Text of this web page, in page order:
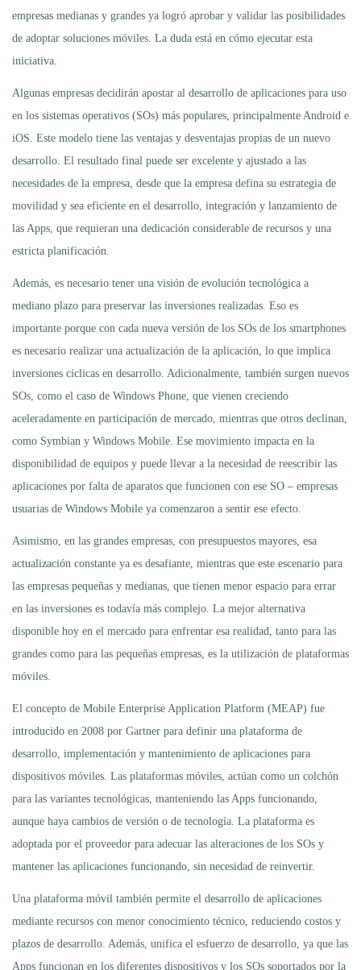
empresas medianas y grandes ya logró aprobar y validar las posibilidades
de adoptar soluciones móviles. La duda está en cómo ejecutar esta
iniciativa.
Algunas empresas decidirán apostar al desarrollo de aplicaciones para uso
en los sistemas operativos (SOs) más populares, principalmente Android e
iOS. Este modelo tiene las ventajas y desventajas propias de un nuevo
desarrollo. El resultado final puede ser excelente y ajustado a las
necesidades de la empresa, desde que la empresa defina su estrategia de
movilidad y sea eficiente en el desarrollo, integración y lanzamiento de
las Apps, que requieran una dedicación considerable de recursos y una
estricta planificación.
Además, es necesario tener una visión de evolución tecnológica a
mediano plazo para preservar las inversiones realizadas. Eso es
importante porque con cada nueva versión de los SOs de los smartphones
es necesario realizar una actualización de la aplicación, lo que implica
inversiones cíclicas en desarrollo. Adicionalmente, también surgen nuevos
SOs, como el caso de Windows Phone, que vienen creciendo
aceleradamente en participación de mercado, mientras que otros declinan,
como Symbian y Windows Mobile. Ese movimiento impacta en la
disponibilidad de equipos y puede llevar a la necesidad de reescribir las
aplicaciones por falta de aparatos que funcionen con ese SO – empresas
usuarias de Windows Mobile ya comenzaron a sentir ese efecto.
Asimismo, en las grandes empresas, con presupuestos mayores, esa
actualización constante ya es desafiante, mientras que este escenario para
las empresas pequeñas y medianas, que tienen menor espacio para errar
en las inversiones es todavía más complejo. La mejor alternativa
disponible hoy en el mercado para enfrentar esa realidad, tanto para las
grandes como para las pequeñas empresas, es la utilización de plataformas
móviles.
El concepto de Mobile Enterprise Application Platform (MEAP) fue
introducido en 2008 por Gartner para definir una plataforma de
desarrollo, implementación y mantenimiento de aplicaciones para
dispositivos móviles. Las plataformas móviles, actúan como un colchón
para las variantes tecnológicas, manteniendo las Apps funcionando,
aunque haya cambios de versión o de tecnología. La plataforma es
adoptada por el proveedor para adecuar las alteraciones de los SOs y
mantener las aplicaciones funcionando, sin necesidad de reinvertir.
Una plataforma móvil también permite el desarrollo de aplicaciones
mediante recursos con menor conocimiento técnico, reduciendo costos y
plazos de desarrollo. Además, unifica el esfuerzo de desarrollo, ya que las
Apps funcionan en los diferentes dispositivos y los SOs soportados por la